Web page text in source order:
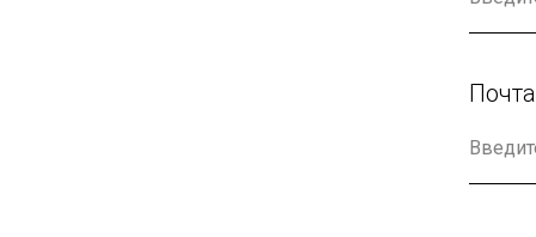
Почта